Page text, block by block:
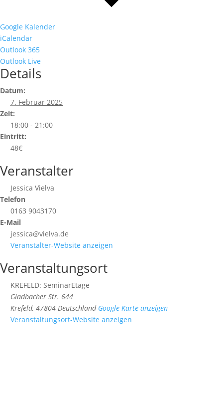
Google Kalender
iCalendar
Outlook 365
Outlook Live
Details
Datum:
7. Februar 2025
Zeit:
18:00 - 21:00
Eintritt:
48€
Veranstalter
Jessica Vielva
Telefon
0163 9043170
E-Mail
jessica@vielva.de
Veranstalter-Website anzeigen
Veranstaltungsort
KREFELD: SeminarEtage
Gladbacher Str. 644
Krefeld, 47804 Deutschland Google Karte anzeigen
Veranstaltungsort-Website anzeigen